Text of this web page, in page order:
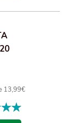
13,99€